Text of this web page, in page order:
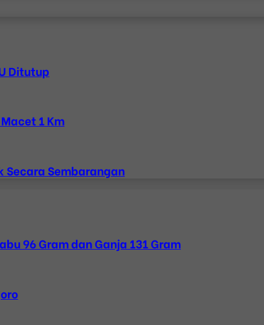
Ditutup
1 Km
Secara Sembarangan
96 Gram dan Ganja 131 Gram